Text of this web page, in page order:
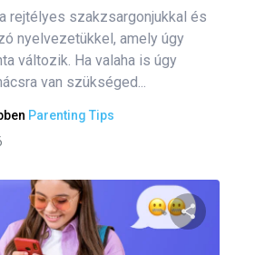
rejtélyes szakzsargonjukkal és
nyelvezetükkel, amely úgy
változik. Ha valaha is úgy
van szükséged...
Parenting Tips